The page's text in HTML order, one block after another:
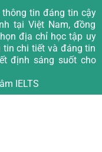
tin đáng tin cậy
tại Việt Nam, đồng
địa chỉ học tập uy
tin chi tiết và đáng tin
định sáng suốt cho
IELTS